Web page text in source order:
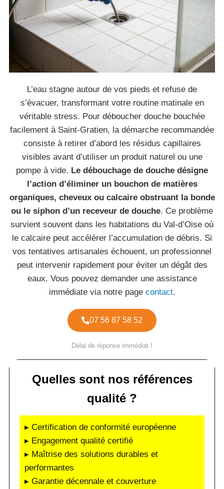
L’eau stagne autour de vos pieds et refuse de
s’évacuer, transformant votre routine matinale en
véritable stress. Pour déboucher douche bouchée
facilement à Saint-Gratien, la démarche recommandée
consiste à retirer d’abord les résidus capillaires
visibles avant d’utiliser un produit naturel ou une
pompe à vide. Le débouchage de douche désigne
l’action d’éliminer un bouchon de matières
organiques, cheveux ou calcaire obstruant la bonde
ou le siphon d’un receveur de douche. Ce problème
survient souvent dans les habitations du Val-d’Oise où
le calcaire peut accélérer l’accumulation de débris. Si
vos tentatives artisanales échouent, un professionnel
peut intervenir rapidement pour éviter un dégât des
eaux. Vous pouvez demander une assistance
immédiate via notre page contact.
07 56 87 58 52
Délai de réponse immédiat !
Quelles sont nos références
qualité ?
▸ Certification de conformité européenne
▸ Engagement qualité certifié
▸ Maîtrise des solutions durables et
performantes
▸ Garantie décennale et couverture